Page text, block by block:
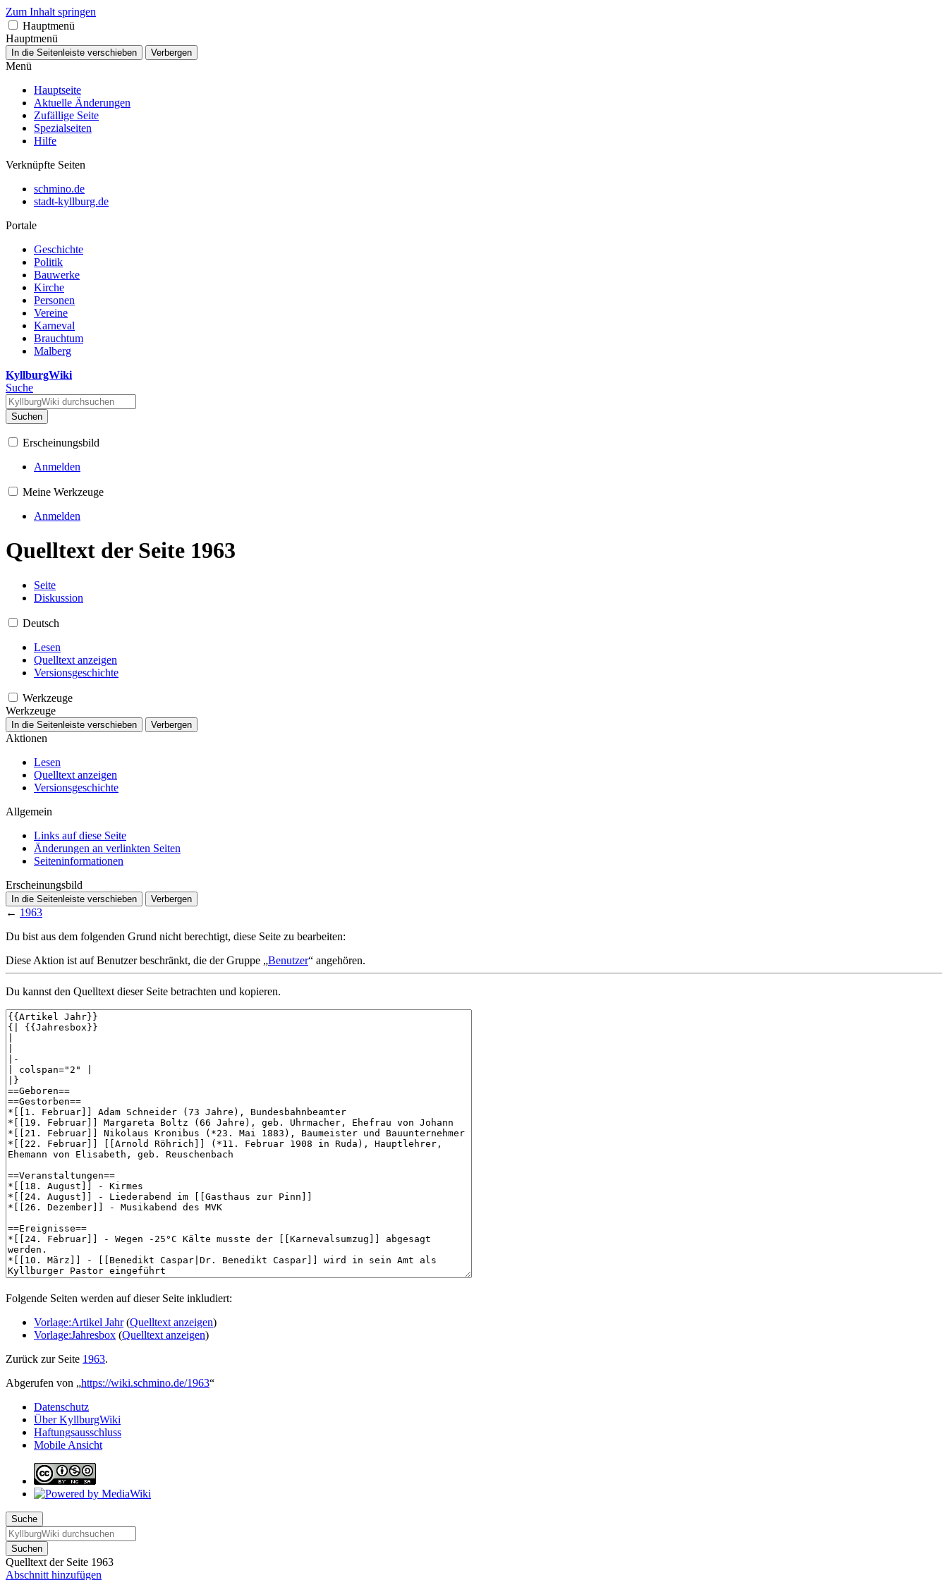
Zum Inhalt springen
Hauptmenü
Hauptmenü
In die Seitenleiste verschieben Verbergen
Menü
Hauptseite
Aktuelle Änderungen
Zufällige Seite
Spezialseiten
Hilfe
Verknüpfte Seiten
schmino.de
stadt-kyllburg.de
Portale
Geschichte
Politik
Bauwerke
Kirche
Personen
Vereine
Karneval
Brauchtum
Malberg
KyllburgWiki
Suche
Suchen
Erscheinungsbild
Anmelden
Meine Werkzeuge
Anmelden
Quelltext der Seite 1963
Seite
Diskussion
Deutsch
Lesen
Quelltext anzeigen
Versionsgeschichte
Werkzeuge
Werkzeuge
In die Seitenleiste verschieben Verbergen
Aktionen
Lesen
Quelltext anzeigen
Versionsgeschichte
Allgemein
Links auf diese Seite
Änderungen an verlinkten Seiten
Seiten­­informationen
Erscheinungsbild
In die Seitenleiste verschieben Verbergen
← 1963
Du bist aus dem folgenden Grund nicht berechtigt, diese Seite zu bearbeiten:
Diese Aktion ist auf Benutzer beschränkt, die der Gruppe „Benutzer“ angehören.
Du kannst den Quelltext dieser Seite betrachten und kopieren.
Folgende Seiten werden auf dieser Seite inkludiert:
Vorlage:Artikel Jahr(Quelltext anzeigen)
Vorlage:Jahresbox (Quelltext anzeigen)
Zurück zur Seite 1963.
Abgerufen von „https://wiki.schmino.de/1963“
Datenschutz
Über KyllburgWiki
Haftungsausschluss
Mobile Ansicht
Suche
Suchen
Quelltext der Seite 1963
Abschnitt hinzufügen